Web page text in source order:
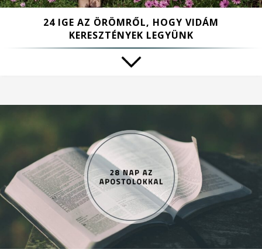
24 IGE AZ ÖRÖMRŐL, HOGY VIDÁM
KERESZTÉNYEK LEGYÜNK